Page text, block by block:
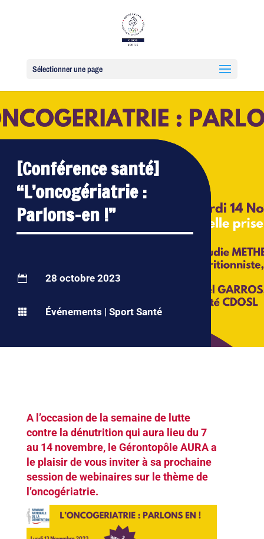
Sélectionner une page
[Conférence santé]
“L’oncogériatrie :
Parlons-en !”
 28 octobre 2023
 Événements |Sport Santé
A l’occasion de la semaine de lutte
contre la dénutrition qui aura lieu du 7
au 14 novembre, le Gérontopôle AURA a
le plaisir de vous inviter à sa prochaine
session de webinaires sur le thème de
l’oncogériatrie.